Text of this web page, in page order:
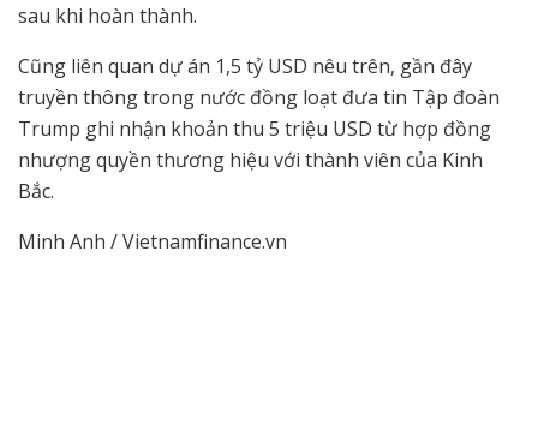
sau khi hoàn thành.
Cũng liên quan dự án 1,5 tỷ USD nêu trên, gần đây
truyền thông trong nước đồng loạt đưa tin Tập đoàn
Trump ghi nhận khoản thu 5 triệu USD từ hợp đồng
nhượng quyền thương hiệu với thành viên của Kinh
Bắc.
Minh Anh / Vietnamfinance.vn